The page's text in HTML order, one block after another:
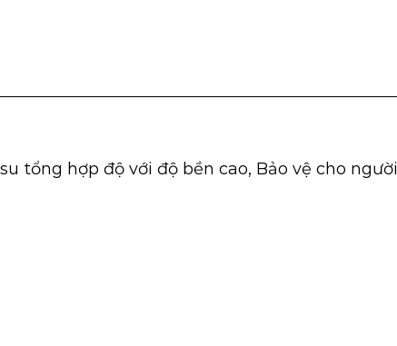
tổng hợp độ với độ bền cao, Bảo vệ cho người